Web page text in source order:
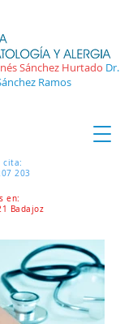
cita:
203
Sánchez Hurtado Dr.
Ramos
en:
Badajoz